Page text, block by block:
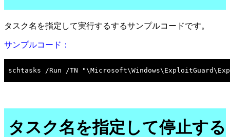
タスク名を指定して実行するするサンプルコードです。
サンプルコード：
タスク名を指定して停止する